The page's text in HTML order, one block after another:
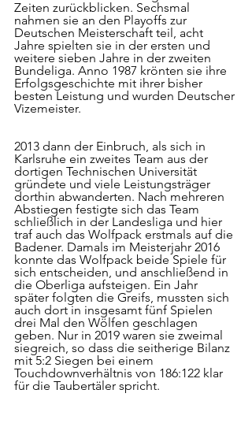
Zeiten zurückblicken. Sechsmal
nahmen sie an den Playoffs zur
Deutschen Meisterschaft teil, acht
Jahre spielten sie in der ersten und
weitere sieben Jahre in der zweiten
Bundeliga. Anno 1987 krönten sie ihre
Erfolgsgeschichte mit ihrer bisher
besten Leistung und wurden Deutscher
Vizemeister.
2013 dann der Einbruch, als sich in
Karlsruhe ein zweites Team aus der
dortigen Technischen Universität
gründete und viele Leistungsträger
dorthin abwanderten. Nach mehreren
Abstiegen festigte sich das Team
schließlich in der Landesliga und hier
traf auch das Wolfpack erstmals auf die
Badener. Damals im Meisterjahr 2016
konnte das Wolfpack beide Spiele für
sich entscheiden, und anschließend in
die Oberliga aufsteigen. Ein Jahr
später folgten die Greifs, mussten sich
auch dort in insgesamt fünf Spielen
drei Mal den Wölfen geschlagen
geben. Nur in 2019 waren sie zweimal
siegreich, so dass die seitherige Bilanz
mit 5:2 Siegen bei einem
Touchdownverhältnis von 186:122 klar
für die Taubertäler spricht.